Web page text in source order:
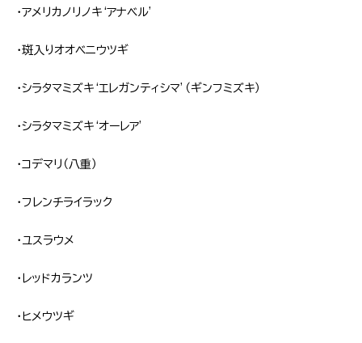
・アメリカノリノキ‘アナベル’
・斑入りオオベニウツギ
・シラタマミズキ‘エレガンティシマ’（ギンフミズキ）
・シラタマミズキ‘オーレア’
・コデマリ（八重）
・フレンチライラック
・ユスラウメ
・レッドカランツ
・ヒメウツギ